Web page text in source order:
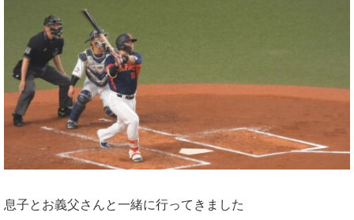
息子とお義父さんと一緒に行ってきました